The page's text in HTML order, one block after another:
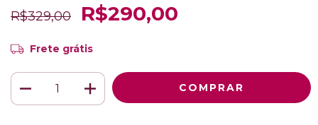
R$329,00 R$290,00
Frete grátis